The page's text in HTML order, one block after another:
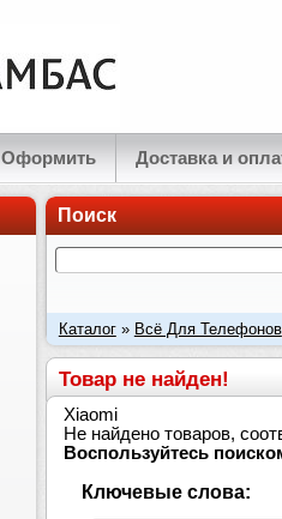
Оформить Доставка и
Поиск
Каталог» Всё Для Телефонов
Товар не найден!
Xiaomi
Не найдено товаров,
Воспользуйтесь
Ключевые слова: